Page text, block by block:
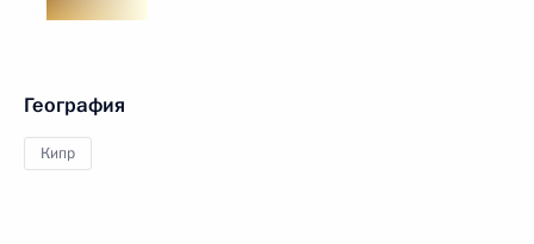
География
Кипр